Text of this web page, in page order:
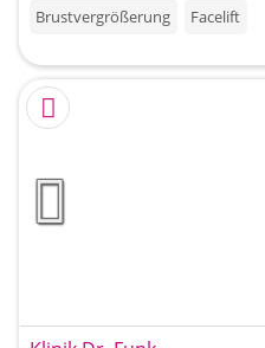
Brustvergrößerung
Facelift